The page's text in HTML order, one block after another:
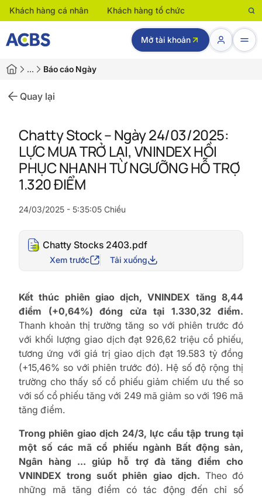
Khách hàng cá nhân Khách hàng tổ chức
Mở tài khoản
… Báo cáo Ngày
Quay lại
Chatty Stock – Ngày 24/03/2025:
LỰC MUA TRỞ LẠI, VNINDEX HỒI
PHỤC NHANH TỪ NGƯỠNG HỖ TRỢ
1.320 ĐIỂM
24/03/2025 - 5:35:05 Chiều
Chatty Stocks 2403.pdf
Xem trước Tải xuống
Kết thúc phiên giao dịch, VNINDEX tăng 8,44
điểm (+0,64%) đóng cửa tại 1.330,32 điểm.
Thanh khoản thị trường tăng so với phiên trước đó
với khối lượng giao dịch đạt 926,62 triệu cổ phiếu,
tương ứng với giá trị giao dịch đạt 19.583 tỷ đồng
(+15,46% so với phiên trước đó). Hệ số độ rộng thị
trường cho thấy số cổ phiếu giảm chiếm ưu thế so
với số cổ phiếu tăng với 249 mã giảm so với 196 mã
tăng điểm.
Trong phiên giao dịch 24/3, lực cầu tập trung tại
một số các mã cổ phiếu ngành Bất động sản,
Ngân hàng … giúp hỗ trợ đà tăng điểm cho
VNINDEX trong suốt phiên giao dịch. Theo đó
những mã tăng điểm có tác động đến chỉ số